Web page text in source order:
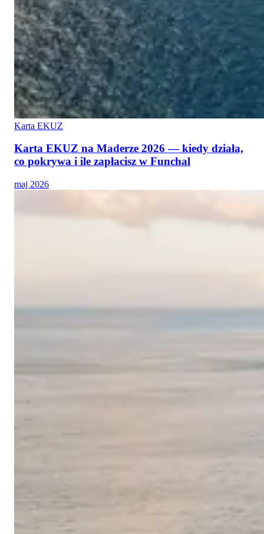
Karta EKUZ
Karta EKUZ na Maderze 2026 — kiedy działa,
co pokrywa i ile zapłacisz w Funchal
maj 2026